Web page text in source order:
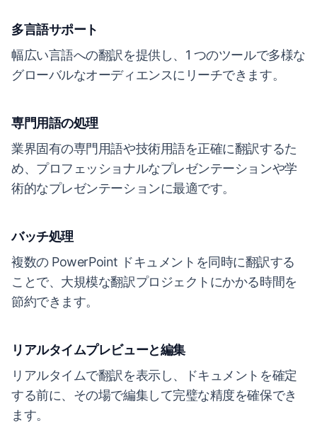
多言語サポート
幅広い言語への翻訳を提供し、1 つのツールで多様な
グローバルなオーディエンスにリーチできます。
専門用語の処理
業界固有の専門用語や技術用語を正確に翻訳するた
め、プロフェッショナルなプレゼンテーションや学
術的なプレゼンテーションに最適です。
バッチ処理
複数の PowerPoint ドキュメントを同時に翻訳する
ことで、大規模な翻訳プロジェクトにかかる時間を
節約できます。
リアルタイムプレビューと編集
リアルタイムで翻訳を表示し、ドキュメントを確定
する前に、その場で編集して完璧な精度を確保でき
ます。